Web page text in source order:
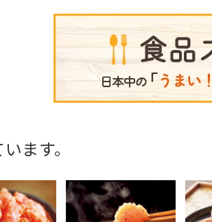
ます。